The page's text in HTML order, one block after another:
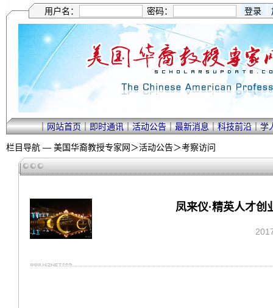
用户名： 密码：
｜网站首页｜即时通讯｜活动公告｜最新消息｜科技前沿｜学
栏目导航 — 美国华裔教授专家网＞活动公告＞考察访问
凤来仪·精英人才